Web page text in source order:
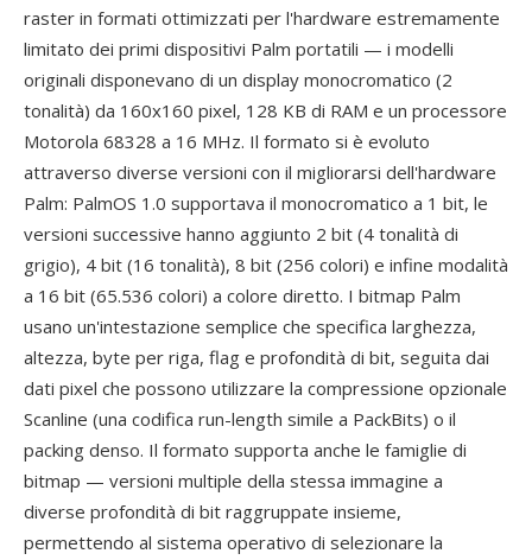
raster in formati ottimizzati per l'hardware estremamente
limitato dei primi dispositivi Palm portatili — i modelli
originali disponevano di un display monocromatico (2
tonalità) da 160x160 pixel, 128 KB di RAM e un processore
Motorola 68328 a 16 MHz. Il formato si è evoluto
attraverso diverse versioni con il migliorarsi dell'hardware
Palm: PalmOS 1.0 supportava il monocromatico a 1 bit, le
versioni successive hanno aggiunto 2 bit (4 tonalità di
grigio), 4 bit (16 tonalità), 8 bit (256 colori) e infine modalità
a 16 bit (65.536 colori) a colore diretto. I bitmap Palm
usano un'intestazione semplice che specifica larghezza,
altezza, byte per riga, flag e profondità di bit, seguita dai
dati pixel che possono utilizzare la compressione opzionale
Scanline (una codifica run-length simile a PackBits) o il
packing denso. Il formato supporta anche le famiglie di
bitmap — versioni multiple della stessa immagine a
diverse profondità di bit raggruppate insieme,
permettendo al sistema operativo di selezionare la